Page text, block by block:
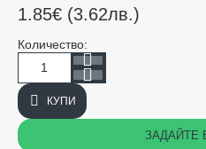
1.85€ (3.62лв.)
Количество:
КУПИ
ЗАДАЙТЕ